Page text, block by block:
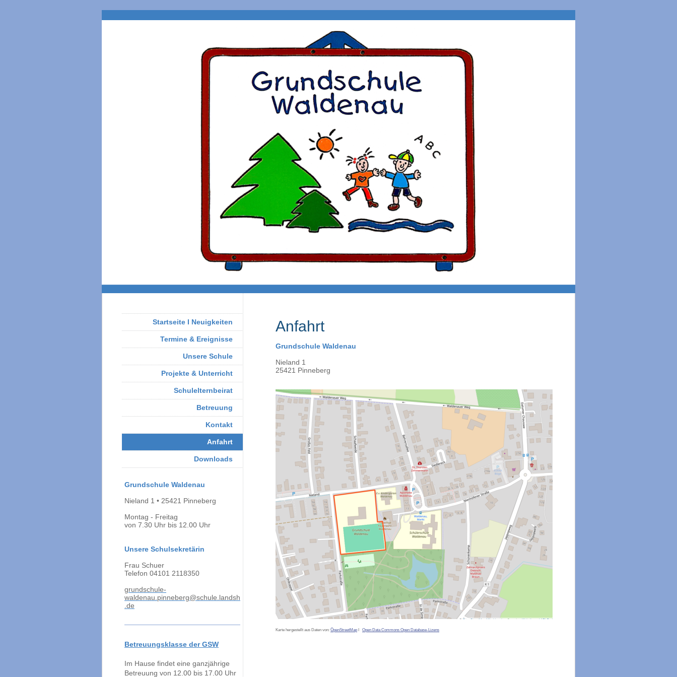
Anfahrt
Grundschule Waldenau
Nieland 1
25421 Pinneberg
Karte hergestellt aus Daten von: OpenStreetMap Open Data Commons Open Database-Lizens
Startseite I Neuigkeiten
Termine & Ereignisse
Unsere Schule
Projekte & Unterricht
Schulelternbeirat
Betreuung
Kontakt
Anfahrt
Downloads
Grundschule Waldenau
Nieland 1 • 25421 Pinneberg
Montag - Freitag
von 7.30 Uhr bis 12.00 Uhr
Unsere Schulsekretärin
Frau Schuer
Telefon 04101 2118350
grundschule-
waldenau.pinneberg@schule.landsh
.de
Betreuungsklasse der GSW
Im Hause findet eine ganzjährige
Betreuung von 12.00 bis 17.00 Uhr